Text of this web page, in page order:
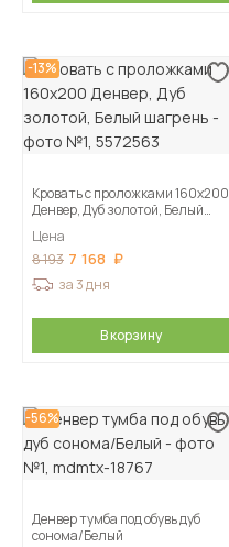
-13%
Кровать с проложками 160х200
Денвер, Дуб золотой, Белый
Цена
8 193 7 168
за 3 дня
В корзину
-56%
Денвер тумба под обувь дуб
сонома/Белый